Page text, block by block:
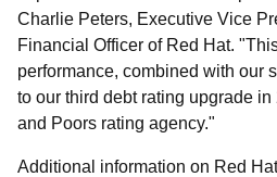
Charlie Peters, Executive Vice
Financial Officer of Red Hat.
performance, combined with our
to our third debt rating upgrade
and Poors rating agency."
Additional information on Red